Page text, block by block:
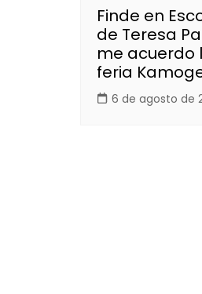
Finde en
de Teresa
me acuerdo
feria
6 de agosto de